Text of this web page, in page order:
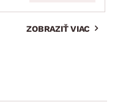
ZOBRAZIŤ VIAC